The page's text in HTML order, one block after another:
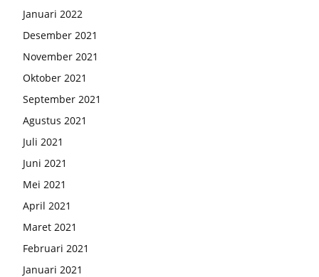
Januari 2022
Desember 2021
November 2021
Oktober 2021
September 2021
Agustus 2021
Juli 2021
Juni 2021
Mei 2021
April 2021
Maret 2021
Februari 2021
Januari 2021